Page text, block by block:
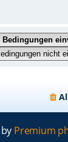
Premium